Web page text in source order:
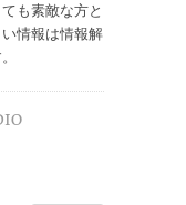
も素敵な方と
情報は情報解